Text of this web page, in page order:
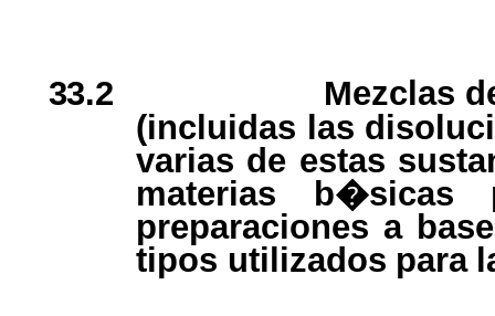
33.2
Mezclas
(incluidas las
varias de estas
materias
preparaciones a
tipos utilizados para